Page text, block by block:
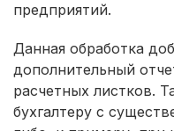
предприятий.
Данная обработка
дополнительный
расчетных листков.
бухгалтеру с